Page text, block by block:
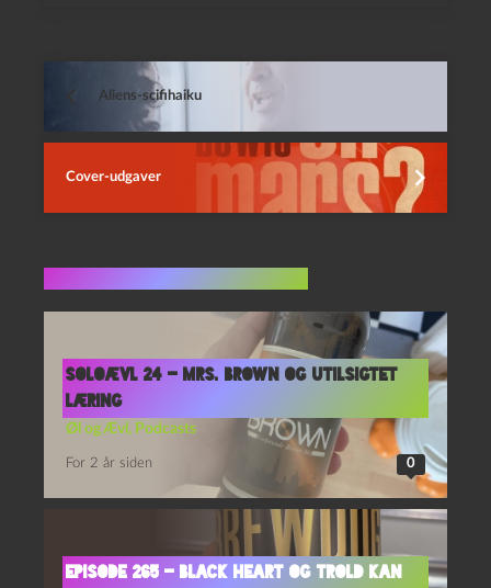
Aliens-scifihaiku
Cover-udgaver
Soloævl 24 – Mrs. Brown og Utilsigtet
Læring
Øl og Ævl , Podcasts
For 2 år siden 0
Episode 265 – Black Heart og Trold Kan